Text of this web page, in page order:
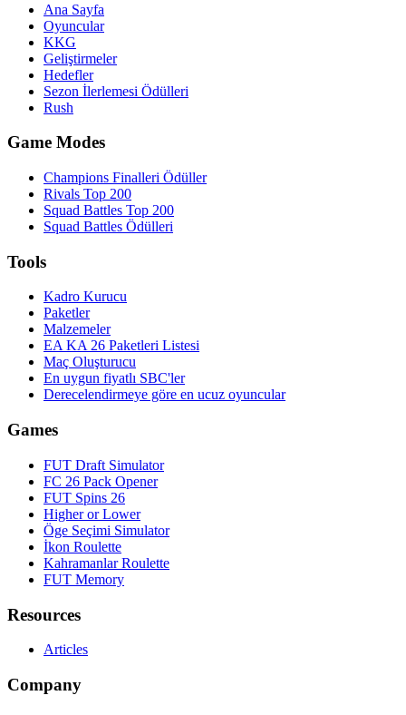
Ana Sayfa
Oyuncular
KKG
Geliştirmeler
Hedefler
Sezon İlerlemesi Ödülleri
Rush
Game Modes
Champions Finalleri Ödüller
Rivals Top 200
Squad Battles Top 200
Squad Battles Ödülleri
Tools
Kadro Kurucu
Paketler
Malzemeler
EA KA 26 Paketleri Listesi
Maç Oluşturucu
En uygun fiyatlı SBC'ler
Derecelendirmeye göre en ucuz oyuncular
Games
FUT Draft Simulator
FC 26 Pack Opener
FUT Spins 26
Higher or Lower
Öge Seçimi Simulator
İkon Roulette
Kahramanlar Roulette
FUT Memory
Resources
Articles
Company